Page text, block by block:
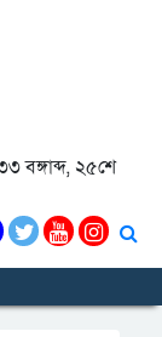
বঙ্গাব্দ, ২৫শে